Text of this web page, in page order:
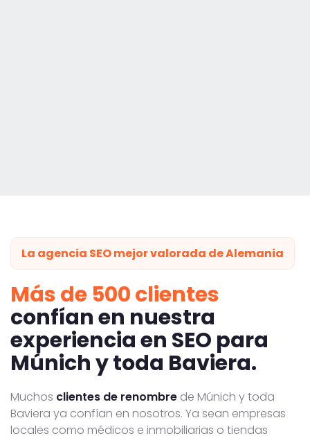
La agencia SEO mejor valorada de Alemania
Más de 500 clientes
confían en nuestra
experiencia en SEO para
Múnich y toda Baviera.
Muchos clientes de renombre de Múnich y toda
Baviera ya confían en nosotros. Ya sean empresas
locales como médicos e inmobiliarias o tiendas